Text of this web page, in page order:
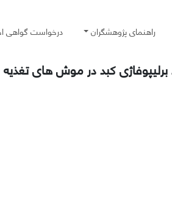
راهنمای پژوهشگران درخواست گواهی
برلیپوفاژی کبد در موش های